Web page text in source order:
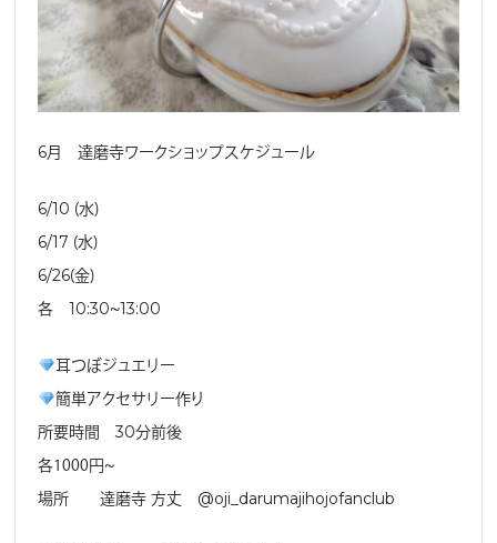
6月 達磨寺ワークショップスケジュール
6/10 （水）
6/17 （水）
6/26（金）
各 10:30〜13:00
耳つぼジュエリー
簡単アクセサリー作り
所要時間 30分前後
各１０００円〜
場所 達磨寺 方丈 @oji_darumajihojofanclub